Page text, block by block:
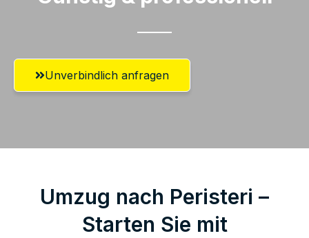
Unverbindlich anfragen
Umzug nach Peristeri –
Starten Sie mit